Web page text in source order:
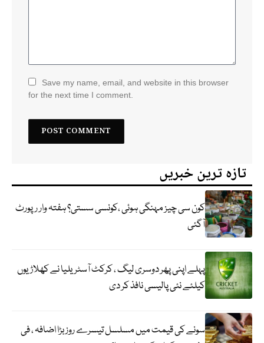
Save my name, email, and website in this browser
for the next time I comment.
تازہ ترین خبریں
کون سی چیز مہنگی ہوئی ،کونسی سستی؟ ہفتہ وار رپورٹ
آگئی
پہلے اپنی پھر دوسری لیگ ، کرکٹ آسٹریلیا نے کھلاڑیوں
کیلئے نئی پالیسی نافذ کر دی
سونے کی قیمت میں مسلسل تیسرے روز بڑا اضافہ ، فی